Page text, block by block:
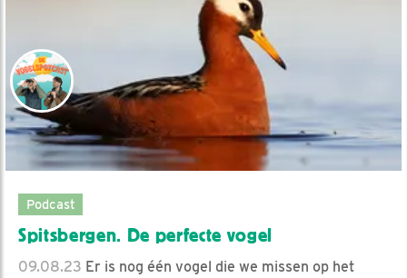
Podcast
Spitsbergen. De perfecte vogel
09.08.23 Er is nog één vogel die we missen op het